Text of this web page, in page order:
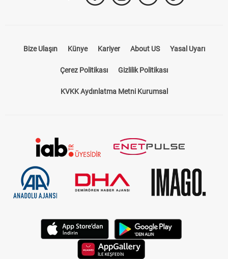
Bize Ulaşın Künye Kariyer About US Yasal Uyarı
Çerez Politikası Gizlilik Politikası
KVKK Aydınlatma Metni Kurumsal